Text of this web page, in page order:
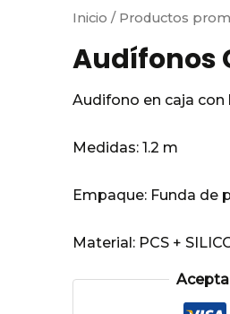
Inicio / Productos
Audífonos
Audifono en caja con
Medidas: 1.2 m
Empaque: Funda de
Material: PCS +